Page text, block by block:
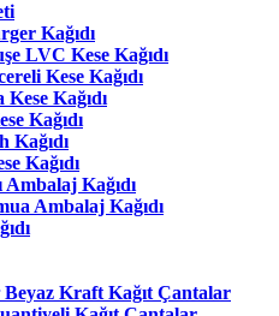
Kağıdı
LVC Kese Kağıdı
Kese Kağıdı
Kese Kağıdı
Kağıdı
Kağıdı
Kağıdı
Ambalaj Kağıdı
Ambalaj Kağıdı
Beyaz Kraft Kağıt Çantalar